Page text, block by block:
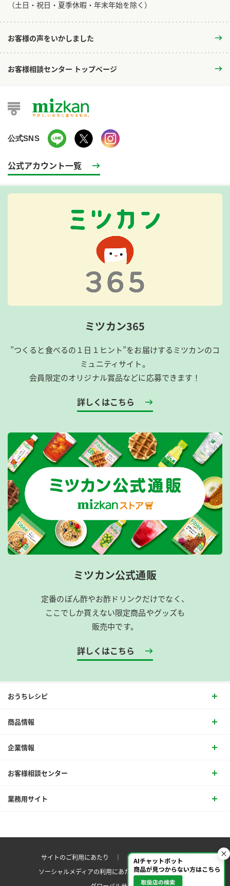
​（土日・祝日・夏季休暇・年末年始を除く）
お客様の声をいかしました
お客様相談センター トップページ
公式SNS
公式アカウント一覧
ミツカン365
”つくると食べるの１日１ヒント”をお届けするミツカンのコ
ミュニティサイト。
会員限定のオリジナル賞品などに応募できます！
詳しくはこちら
ミツカン公式通販
定番のぽん酢やお酢ドリンクだけでなく、
ここでしか買えない限定商品やグッズも
販売中です。
詳しくはこちら
おうちレシピ
商品情報
企業情報
お客様相談センター
業務用サイト
サイトのご利用にあたり ｜プライバシーポリシー
ソーシャルメディアの利用にあたりサイトマップ ｜